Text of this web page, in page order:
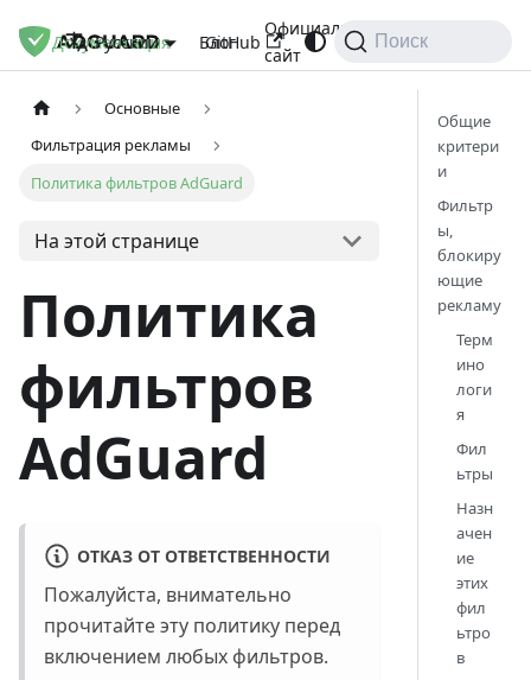
Документация Блог
Официальный
сайт
Русский GitHub Поиск
Основные
Фильтрация рекламы
Политика фильтров AdGuard
На этой странице
Политика
фильтров
AdGuard
ОТКАЗ ОТ ОТВЕТСТВЕННОСТИ
Пожалуйста, внимательно
прочитайте эту политику перед
включением любых фильтров.
Общие
критери
и
Фильтр
ы,
блокиру
ющие
рекламу
Терм
ино
логи
я
Фил
ьтры
Назн
ачен
ие
этих
фил
ьтро
в